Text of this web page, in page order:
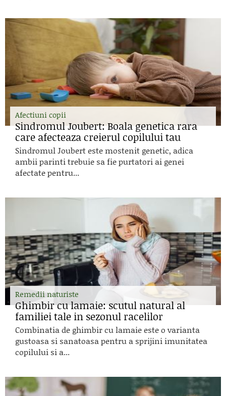
Afectiuni copii
Sindromul Joubert: Boala genetica rara
care afecteaza creierul copilului tau
Sindromul Joubert este mostenit genetic, adica
ambii parinti trebuie sa fie purtatori ai genei
afectate pentru...
Remedii naturiste
Ghimbir cu lamaie: scutul natural al
familiei tale in sezonul racelilor
Combinatia de ghimbir cu lamaie este o varianta
gustoasa si sanatoasa pentru a sprijini imunitatea
copilului si a...